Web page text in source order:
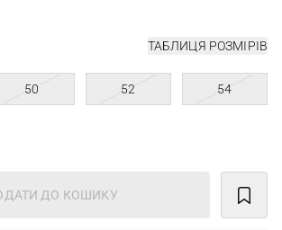
ТАБЛИЦЯ РОЗМІРІВ
50 52 54
ДО КОШИКУ